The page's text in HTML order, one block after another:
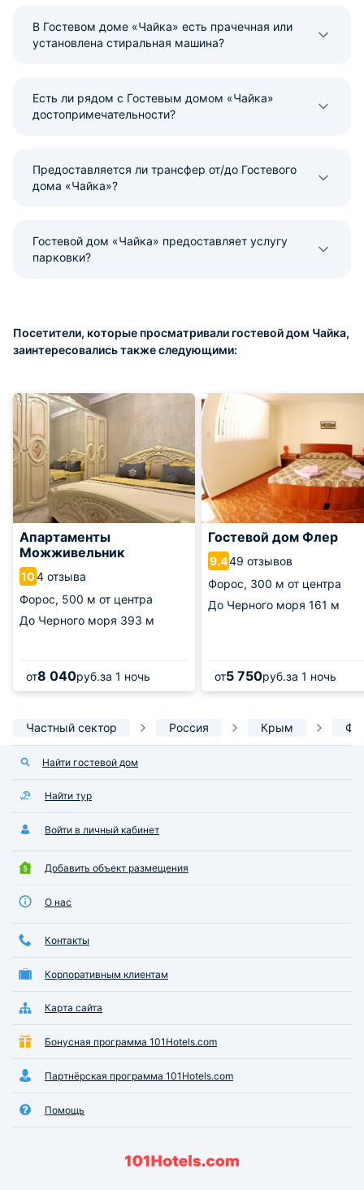
В Гостевом доме «Чайка» есть прачечная или
установлена стиральная машина?
Есть ли рядом с Гостевым домом «Чайка»
достопримечательности?
Предоставляется ли трансфер от/до Гостевого
дома «Чайка»?
Гостевой дом «Чайка» предоставляет услугу
парковки?
Посетители, которые просматривали гостевой дом Чайка,
заинтересовались также следующими:
Апартаменты
Можживельник
104 отзыва
Форос, 500 м от центра
До Черного моря 393 м
от8 040руб.за 1 ночь
Гостевой дом Флер
9.449 отзывов
Форос, 300 м от центра
До Черного моря 161 м
от5 750руб.за 1 ночь
Частный сектор Россия Крым
Найти гостевой дом
Найти тур
Войти в личный кабинет
Добавить объект размещения
О нас
Контакты
Корпоративным клиентам
Карта сайта
Бонусная программа 101Hotels.com
Партнёрская программа 101Hotels.com
Помощь